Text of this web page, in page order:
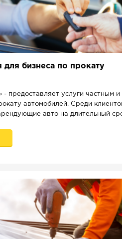
для бизнеса по прокату
предоставляет услуги частным и
автомобилей. Среди клиентов
авто на длительный